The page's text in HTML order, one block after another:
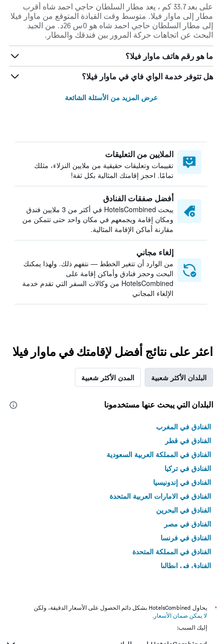
على بعد 33.7 كم ، يعد مطار السلطان حاجي احمد شاه أقرب
مطار إلى ماوار فيلا. متوسط وقت القيادة المتوقع من ماوار فيلا
إلى مطار السلطان حاجي احمد شاه هو 0س 26د. من الجيد
البحث عن اتجاهات حركة المرور بين فندقك والمطار.
ما هو رقم هاتف ماوار فيلا؟
هل تتوفر خدمة الواي فاي في ماوار فيلا؟
عرض المزيد من الأسئلة الشائعة
الملايين من التعليقات
تقييمات وتعليقات حقيقية من ملايين النزلاء، مثلك
تمامًا. احجز إقامتك المثالية بكل ثقة!
أفضل صفقات الفنادق
يبحث HotelsCombined في أكثر من 3 ملايين فندق
ومكان إقامة ويجمعهم في مكان واحد حتى تتمكن من
مقارنة أماكن الإقامة المثالية.
إلغاء مجاني
من الوارد أن تتغير الخطط — نتفهم ذلك. ولهذا يمكنك
البحث وحجز فنادق وأماكن إقامة على
HotelsCombined من وكالات السفر التي تقدم خدمة
الإلغاء المجاني
اعثر على نتائج أفضل لإقامتك في ماوار فيلا
البلدان الأكثر شعبية المدن الأكثر شعبية
البلدان التي يبحث عنها مستخدمونا
الفنادق في المغرب
الفنادق في قطر
الفنادق في المملكة العربية السعودية
الفنادق في تركيا
الفنادق في إندونيسيا
الفنادق في الامارات العربية المتحدة
الفنادق في البحرين
الفنادق في مصر
الفنادق في فرنسا
الفنادق في المملكة المتحدة
الفنادق في إيطاليا
*
يحاول HotelsCombined بشكل دائم الحصول على الأسعار الدقيقة، ولكن
لا يمكن ضمان الأسعار .
إليك السبب: